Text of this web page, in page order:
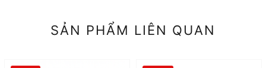
SẢN PHẨM LIÊN QUAN